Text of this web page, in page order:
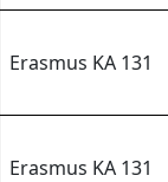
Erasmus KA 131
Erasmus KA 131